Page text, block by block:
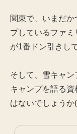
関東で、いまだ
プしているファ
が1番ドン引きし
そして、雪キャ
キャンプを語る
はないでしょうか(